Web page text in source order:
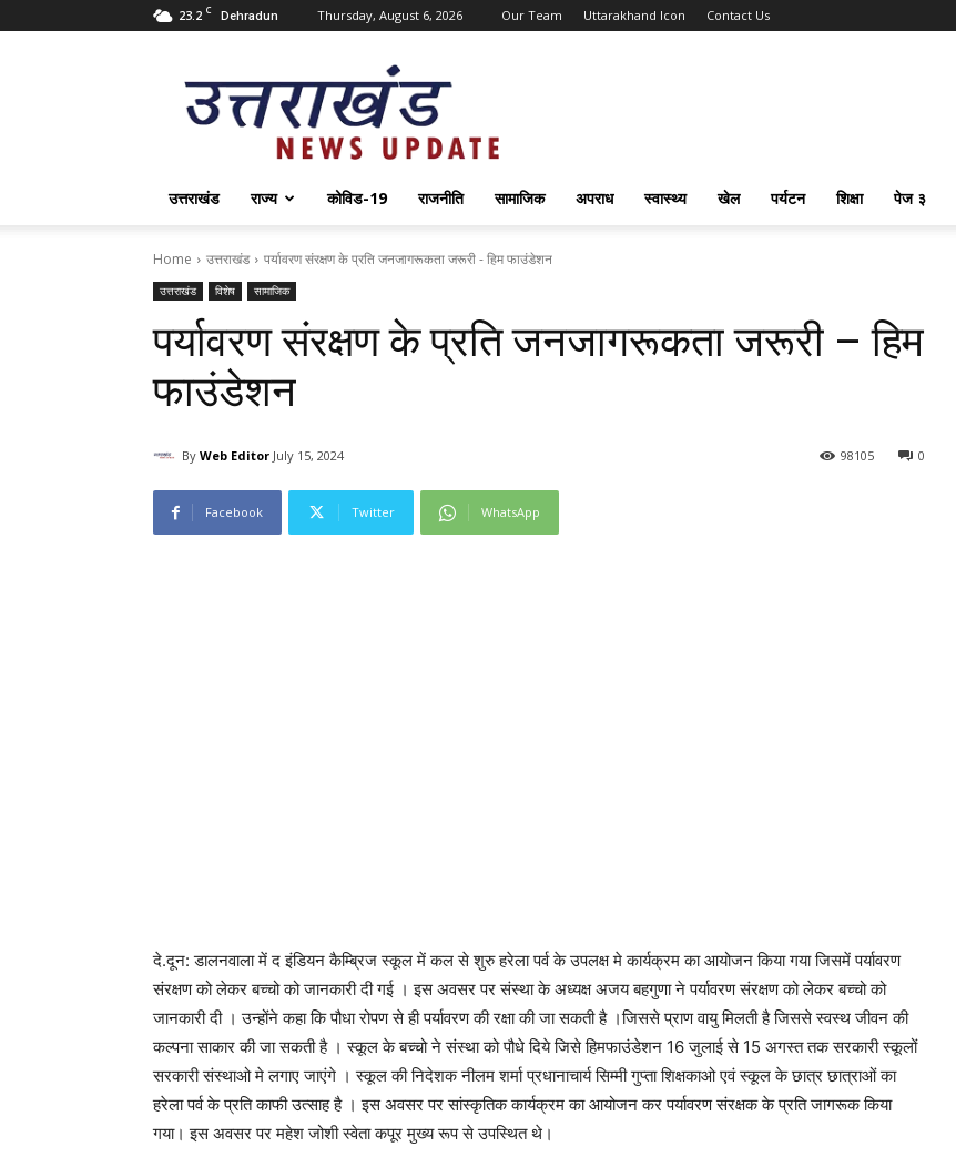
23.2 C Dehradun Thursday, August 6, 2026 Our Team Uttarakhand Icon Contact Us
Uttarakhand
News
Update
उत्तराखंड राज्य कोविड-19 राजनीति सामाजिक अपराध स्वास्थ्य खेल पर्यटन शिक्षा पेज ३
Home उत्तराखंड पर्यावरण संरक्षण के प्रति जनजागरूकता जरूरी - हिम फाउंडेशन
उत्तराखंड विशेष सामाजिक
पर्यावरण संरक्षण के प्रति जनजागरूकता जरूरी – हिम
फाउंडेशन
By Web Editor July 15, 2024 0
98105
Facebook Twitter WhatsApp
दे.दून: डालनवाला में द इंडियन कैम्ब्रिज स्कूल में कल से शुरु हरेला पर्व के उपलक्ष मे कार्यक्रम का आयोजन किया गया जिसमें पर्यावरण
संरक्षण को लेकर बच्चो को जानकारी दी गई । इस अवसर पर संस्था के अध्यक्ष अजय बहगुणा ने पर्यावरण संरक्षण को लेकर बच्चो को
जानकारी दी । उन्होंने कहा कि पौधा रोपण से ही पर्यावरण की रक्षा की जा सकती है ।जिससे प्राण वायु मिलती है जिससे स्वस्थ जीवन की
कल्पना साकार की जा सकती है । स्कूल के बच्चो ने संस्था को पौधे दिये जिसे हिमफाउंडेशन 16 जुलाई से 15 अगस्त तक सरकारी स्कूलों
सरकारी संस्थाओ मे लगाए जाएंगे । स्कूल की निदेशक नीलम शर्मा प्रधानाचार्य सिम्मी गुप्ता शिक्षकाओ एवं स्कूल के छात्र छात्राओं का
हरेला पर्व के प्रति काफी उत्साह है । इस अवसर पर सांस्कृतिक कार्यक्रम का आयोजन कर पर्यावरण संरक्षक के प्रति जागरूक किया
गया। इस अवसर पर महेश जोशी स्वेता कपूर मुख्य रूप से उपस्थित थे।